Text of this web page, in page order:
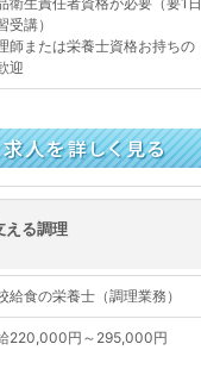
受講）
師または栄養士資格お持ちの
迎
える調理
給食の栄養士（調理業務）
220,000円～295,000円